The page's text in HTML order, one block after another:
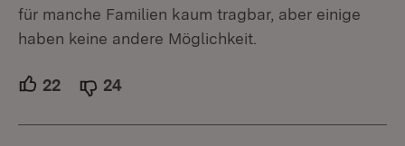
für manche Familien kaum tragbar, aber einige
haben keine andere Möglichkeit.
22 Unterstützer.
24